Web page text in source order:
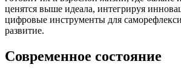
ценятся выше идеала, интегрируя
цифровые инструменты для
развитие.
Современное состояние